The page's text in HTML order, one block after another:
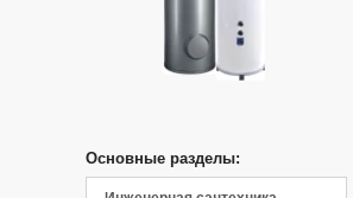
Основные разделы: